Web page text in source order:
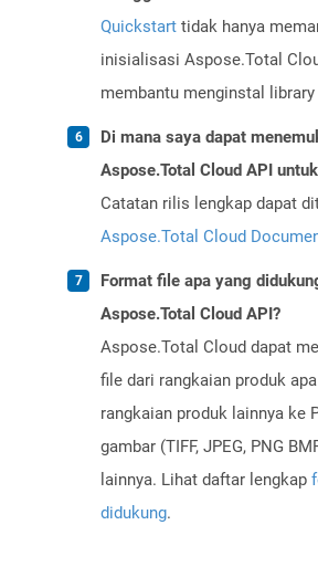
Quickstart tidak hanya
inisialisasi Aspose.Total
membantu menginstal
Di mana saya dapat
Aspose.Total Cloud API
Catatan rilis lengkap dapat
Aspose.Total Cloud
Format file apa yang
Aspose.Total Cloud API?
Aspose.Total Cloud dapat
file dari rangkaian produk
rangkaian produk lainnya ke
gambar (TIFF, JPEG, PNG
lainnya. Lihat daftar lengkap
didukung.